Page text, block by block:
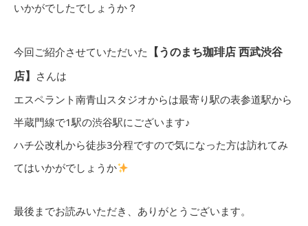
いかがでしたでしょうか？
今回ご紹介させていただいた
【うのまち珈琲店 西武渋谷
店】
さんは
エスペラント南青山スタジオからは最寄り駅の表参道駅から
半蔵門線で1駅の渋谷駅にございます♪
ハチ公改札から徒歩3分程ですので気になった方は訪れてみ
てはいかがでしょうか
最後までお読みいただき、ありがとうございます。